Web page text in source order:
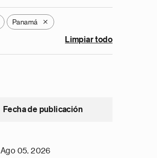
Panamá X
Limpiar todo
Fecha de publicación
Ago 05, 2026